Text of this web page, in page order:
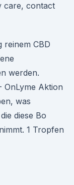
care, contact
reinem CBD
werden.
OnLyme Aktion
was
diese Bo
1 Tropfen